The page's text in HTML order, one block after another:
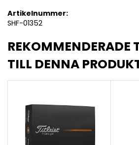
Artikelnummer:
SHF-01352
REKOMMENDERADE
TILL DENNA